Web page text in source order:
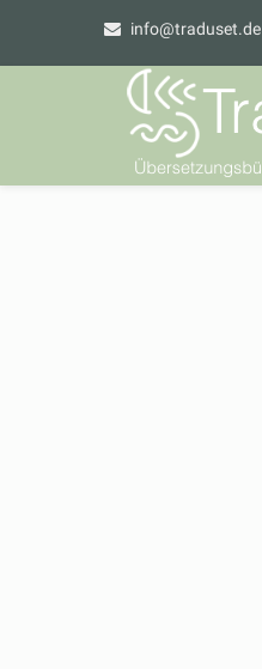
info@traduset.de